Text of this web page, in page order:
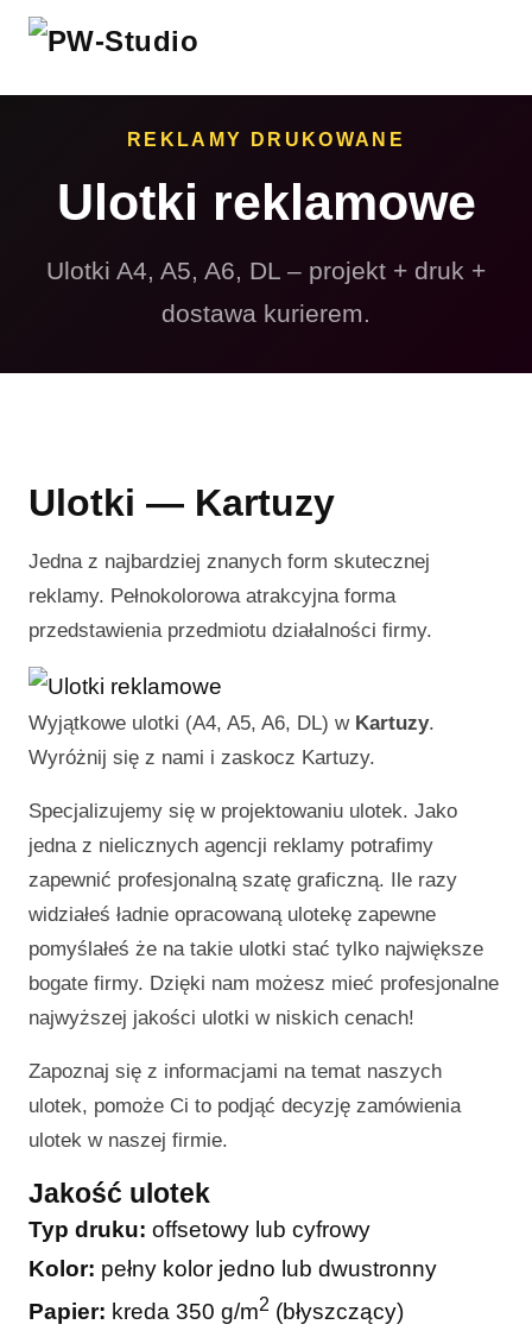
REKLAMY DRUKOWANE
Ulotki reklamowe
Ulotki A4, A5, A6, DL – projekt + druk +
dostawa kurierem.
Ulotki — Kartuzy
Jedna z najbardziej znanych form skutecznej
reklamy. Pełnokolorowa atrakcyjna forma
przedstawienia przedmiotu działalności firmy.
Wyjątkowe ulotki (A4, A5, A6, DL) w Kartuzy.
Wyróżnij się z nami i zaskocz Kartuzy.
Specjalizujemy się w projektowaniu ulotek. Jako
jedna z nielicznych agencji reklamy potrafimy
zapewnić profesjonalną szatę graficzną. Ile razy
widziałeś ładnie opracowaną ulotekę zapewne
pomyślałeś że na takie ulotki stać tylko największe
bogate firmy. Dzięki nam możesz mieć profesjonalne
najwyższej jakości ulotki w niskich cenach!
Zapoznaj się z informacjami na temat naszych
ulotek, pomoże Ci to podjąć decyzję zamówienia
ulotek w naszej firmie.
Jakość ulotek
Typ druku: offsetowy lub cyfrowy
Kolor: pełny kolor jedno lub dwustronny
Papier: kreda 350 g/m2 (błyszczący)